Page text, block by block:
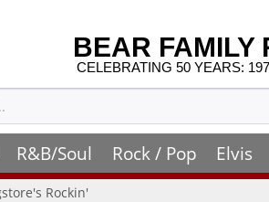
BEAR FAMILY
CELEBRATING 50 YEARS:
R&B/Soul Rock / Pop Elvis
Rockin'